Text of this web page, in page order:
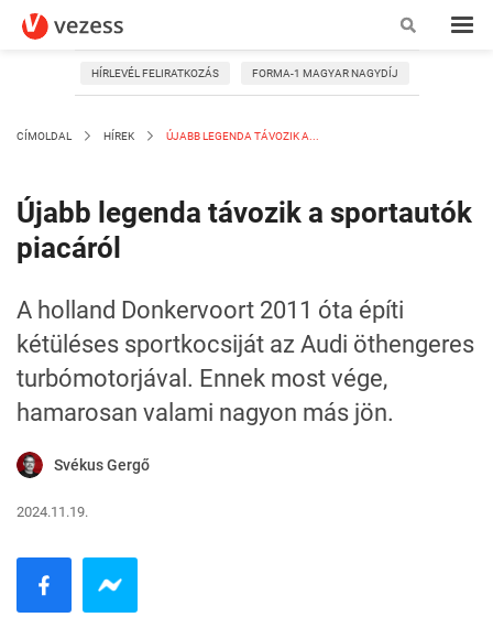
HÍRLEVÉL FELIRATKOZÁS FORMA-1 MAGYAR NAGYDÍJ
CÍMOLDAL HÍREK ÚJABB LEGENDA TÁVOZIK A...
Újabb legenda távozik a sportautók
piacáról
A holland Donkervoort 2011 óta építi
kétüléses sportkocsiját az Audi öthengeres
turbómotorjával. Ennek most vége,
hamarosan valami nagyon más jön.
Svékus Gergő
2024.11.19.